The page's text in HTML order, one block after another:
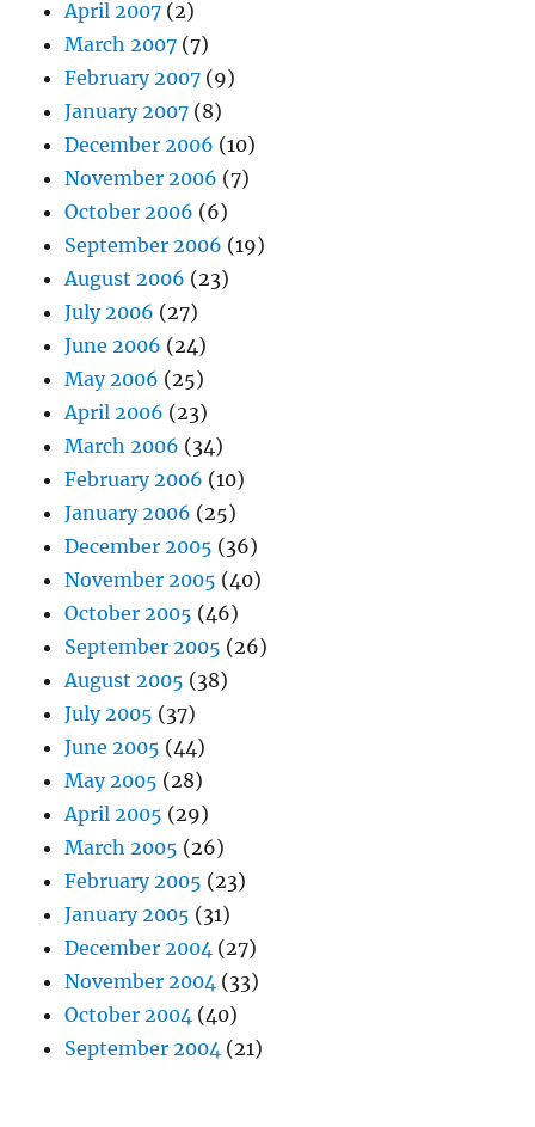
April 2007 (2)
March 2007 (7)
February 2007 (9)
January 2007 (8)
December 2006 (10)
November 2006 (7)
October 2006 (6)
September 2006 (19)
August 2006 (23)
July 2006 (27)
June 2006 (24)
May 2006 (25)
April 2006 (23)
March 2006 (34)
February 2006 (10)
January 2006 (25)
December 2005 (36)
November 2005 (40)
October 2005 (46)
September 2005 (26)
August 2005 (38)
July 2005 (37)
June 2005 (44)
May 2005 (28)
April 2005 (29)
March 2005 (26)
February 2005 (23)
January 2005 (31)
December 2004 (27)
November 2004 (33)
October 2004 (40)
September 2004 (21)